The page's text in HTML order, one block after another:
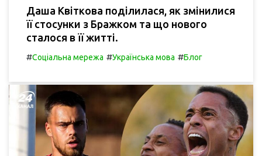
Даша Квіткова поділилася, як змінилися
її стосунки з Бражком та що нового
сталося в її житті.
#Соціальна мережа #Українська мова #Блог